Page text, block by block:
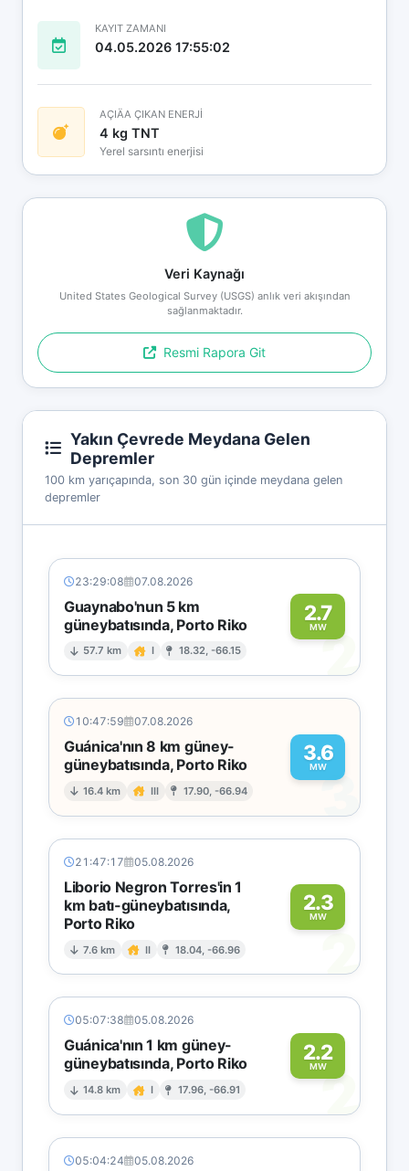
KAYIT ZAMANI
04.05.2026 17:55:02
AÇIÄA ÇIKAN ENERJİ
4 kg TNT
Yerel sarsıntı enerjisi
Veri Kaynağı
United States Geological Survey (USGS) anlık veri akışından
sağlanmaktadır.
Resmi Rapora Git
Yakın Çevrede Meydana Gelen
Depremler
100 km yarıçapında, son 30 gün içinde meydana gelen
depremler
23:29:08 07.08.2026
Guaynabo'nun 5 km
güneybatısında, Porto Riko
57.7 km I 18.32, -66.15
2.7
MW2
10:47:59 07.08.2026
Guánica'nın 8 km güney-
güneybatısında, Porto Riko
16.4 km III 17.90, -66.94
3.6
MW
3
21:47:17 05.08.2026
Liborio Negron Torres'in 1
km batı-güneybatısında,
Porto Riko
7.6 km II 18.04, -66.96
2.3
MW
2
05:07:38 05.08.2026
Guánica'nın 1 km güney-
güneybatısında, Porto Riko
14.8 km I 17.96, -66.91
2.2
MW2
05:04:24 05.08.2026